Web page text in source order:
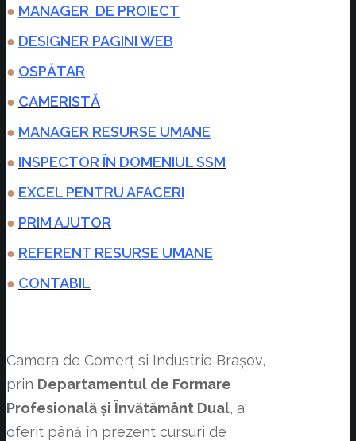
● MANAGER DE PROIECT
● DESIGNER PAGINI WEB
● OSPĂTAR
● CAMERISTĂ
● MANAGER RESURSE UMANE
● INSPECTOR ÎN DOMENIUL SSM
● EXCEL PENTRU AFACERI
● PRIM AJUTOR
● REFERENT RESURSE UMANE
● CONTABIL
Camera de Comerț si Industrie Brașov,
prin Departamentul de Formare
Profesională și Învătământ Dual, a
oferit până în prezent cursuri de